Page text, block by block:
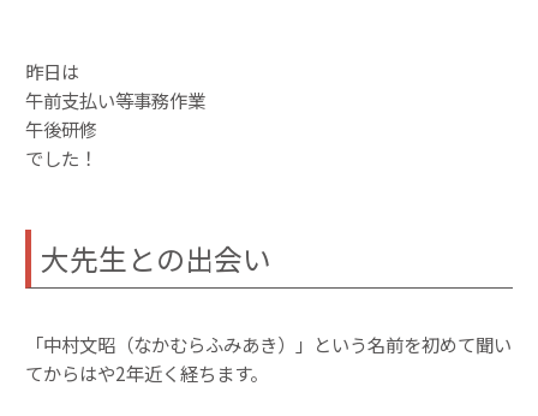
昨日は
午前支払い等事務作業
午後研修
でした！
大先生との出会い
「中村文昭（なかむらふみあき）」という名前を初めて聞い
てからはや2年近く経ちます。